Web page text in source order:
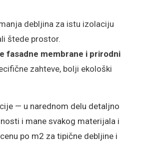
debljina za istu izolaciju
štede prostor.
fasadne membrane i prirodni
zahteve, bolji ekološki
— u narednom delu detaljno
i mane svakog materijala i
po m2 za tipične debljine i